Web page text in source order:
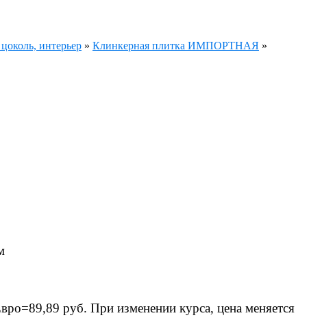
интерьер » Клинкерная плитка ИМПОРТНАЯ »
руб. При изменении курса, цена меняется